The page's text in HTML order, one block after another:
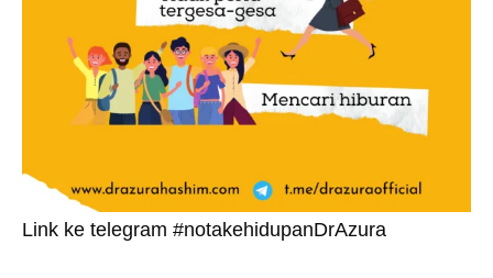
Link ke telegram #notakehidupanDrAzura